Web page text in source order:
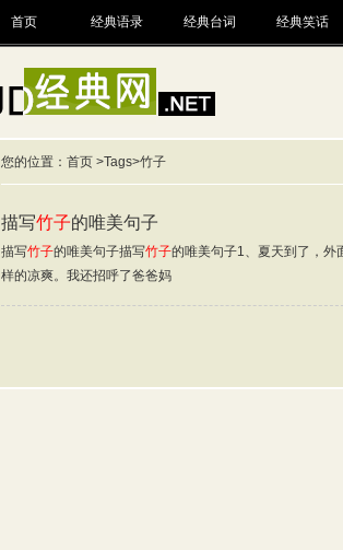
首页 经典语录 经典台词 经典笑话
您的位置： 首页 >Tags>竹子
描写竹子的唯美句子
描写竹子的唯美句子描写竹子的唯美句子1、夏天到了，外
样的凉爽。我还招呼了爸爸妈